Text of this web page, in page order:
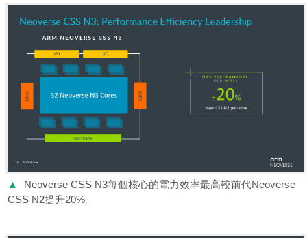
▲
Neoverse CSS N3每個核心的電力效率最高較前代Neoverse
CSS N2提升20%。